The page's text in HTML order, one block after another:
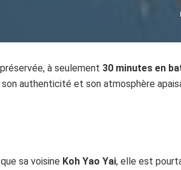
à seulement 30 minutes en
authenticité et son atmosphère
sa voisine Koh Yao Yai, elle est